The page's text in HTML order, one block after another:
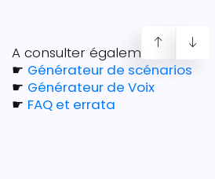
A consulter également :
☛ Générateur de scénarios
☛ Générateur de Voix
☛ FAQ et errata